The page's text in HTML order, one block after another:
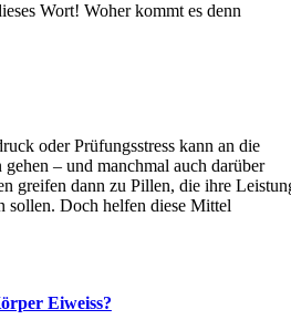
Wort! Woher kommt es denn
oder Prüfungsstress kann an die
– und manchmal auch darüber
greifen dann zu Pillen, die ihre
sollen. Doch helfen diese Mittel
Eiweiss?